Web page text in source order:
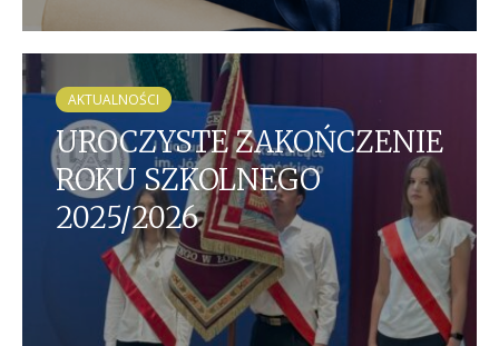
AKTUALNOŚCI
UROCZYSTE ZAKOŃCZENIE
ROKU SZKOLNEGO
2025/2026